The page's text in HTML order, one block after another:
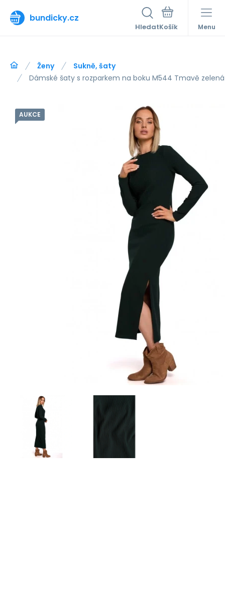
bundicky.cz
Hledat Menu
Ženy
Sukně, šaty
Dámské šaty s rozparkem na boku M544 Tmavě
AUKCE